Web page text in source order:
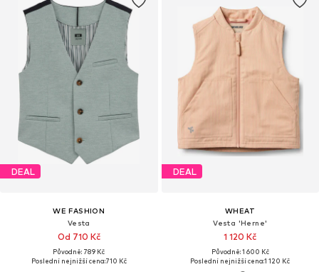
DEAL
WE FASHION
Vesta
Od 710 Kč
Původně: 789 Kč
Poslední nejnižší cena:710 Kč
DEAL
WHEAT
Vesta 'Herne'
1 120 Kč
Původně: 1 600 Kč
Poslední nejnižší cena:1 120 Kč